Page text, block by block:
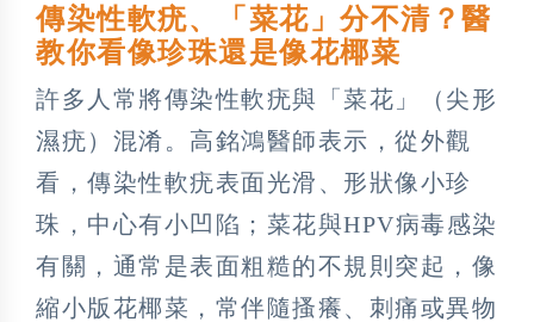
傳染性軟疣、「菜花」分不清？醫
教你看像珍珠還是像花椰菜
許多人常將傳染性軟疣與「菜花」（尖形
濕疣）混淆。高銘鴻醫師表示，從外觀
看，傳染性軟疣表面光滑、形狀像小珍
珠，中心有小凹陷；菜花與HPV病毒感染
有關，通常是表面粗糙的不規則突起，像
縮小版花椰菜，常伴隨搔癢、刺痛或異物